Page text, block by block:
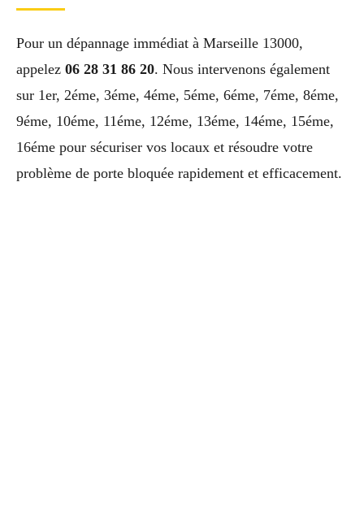
Pour un dépannage immédiat à Marseille 13000,
appelez 06 28 31 86 20. Nous intervenons également
sur 1er, 2éme, 3éme, 4éme, 5éme, 6éme, 7éme, 8éme,
9éme, 10éme, 11éme, 12éme, 13éme, 14éme, 15éme,
16éme pour sécuriser vos locaux et résoudre votre
problème de porte bloquée rapidement et efficacement.